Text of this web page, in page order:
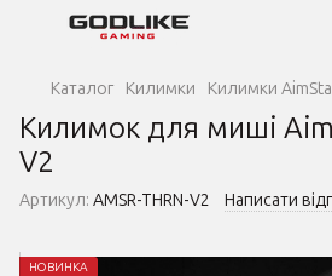
Каталог Килимки Килимки
Килимок для миші
V2
Артикул: AMSR-THRN-V2 Написати
НОВИНКА